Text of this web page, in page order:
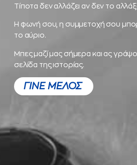
Τίποτα δεν αλλάζει αν δεν το
Η φωνή σου, η συμμετοχή σου
το αύριο.
Μπες μαζί μας σήμερα και ας
σελίδα της ιστορίας.
ΓΙΝΕ ΜΕΛΟΣ